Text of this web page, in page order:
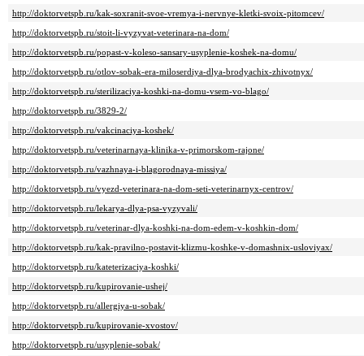
http://doktorvetspb.ru/kak-soxranit-svoe-vremya-i-nervnye-kletki-svoix-pitomcev/
http://doktorvetspb.ru/stoit-li-vyzyvat-veterinara-na-dom/
http://doktorvetspb.ru/popast-v-koleso-sansary-usyplenie-koshek-na-domu/
http://doktorvetspb.ru/otlov-sobak-era-miloserdiya-dlya-brodyachix-zhivotnyx/
http://doktorvetspb.ru/sterilizaciya-koshki-na-domu-vsem-vo-blago/
http://doktorvetspb.ru/3829-2/
http://doktorvetspb.ru/vakcinaciya-koshek/
http://doktorvetspb.ru/veterinarnaya-klinika-v-primorskom-rajone/
http://doktorvetspb.ru/vazhnaya-i-blagorodnaya-missiya/
http://doktorvetspb.ru/vyezd-veterinara-na-dom-seti-veterinarnyx-centrov/
http://doktorvetspb.ru/lekarya-dlya-psa-vyzyvali/
http://doktorvetspb.ru/veterinar-dlya-koshki-na-dom-edem-v-koshkin-dom/
http://doktorvetspb.ru/kak-pravilno-postavit-klizmu-koshke-v-domashnix-usloviyax/
http://doktorvetspb.ru/kateterizaciya-koshki/
http://doktorvetspb.ru/kupirovanie-ushej/
http://doktorvetspb.ru/allergiya-u-sobak/
http://doktorvetspb.ru/kupirovanie-xvostov/
http://doktorvetspb.ru/usyplenie-sobak/